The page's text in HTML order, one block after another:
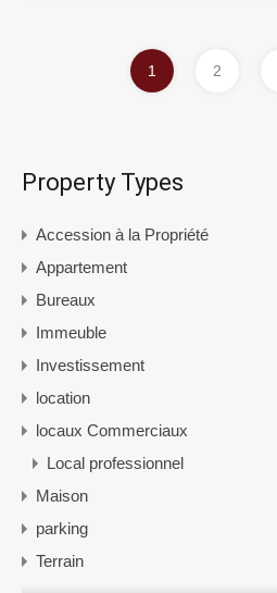
1 2
Property Types
Accession à la Propriété
Appartement
Bureaux
Immeuble
Investissement
location
locaux Commerciaux
Local professionnel
Maison
parking
Terrain